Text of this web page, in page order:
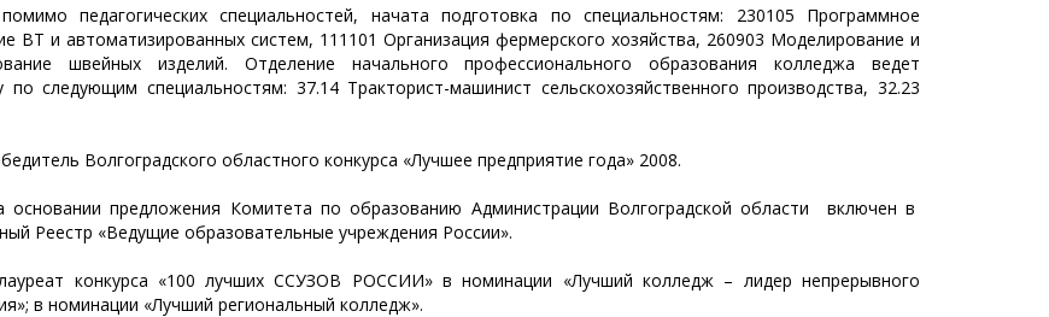
педагогических специальностей, начата подготовка по специальностям: 230105 Программное
ВТ и автоматизированных систем, 111101 Организация фермерского хозяйства, 260903 Моделирование и
швейных изделий. Отделение начального профессионального образования колледжа ведет
по следующим специальностям: 37.14 Тракторист-машинист сельскохозяйственного производства, 32.23
Волгоградского областного конкурса «Лучшее предприятие года» 2008.
основании предложения Комитета по образованию Администрации Волгоградской области включен в
Реестр «Ведущие образовательные учреждения России».
конкурса «100 лучших ССУЗОВ РОССИИ» в номинации «Лучший колледж – лидер непрерывного
в номинации «Лучший региональный колледж».